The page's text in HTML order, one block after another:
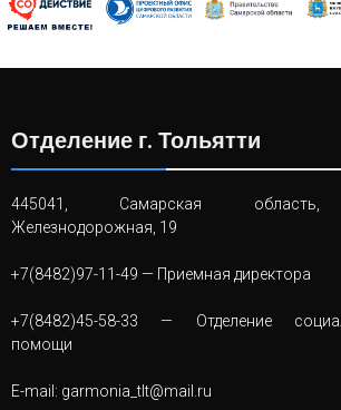
Отделение г. Тольятти
445041, Самарская область,
Железнодорожная, 19
+7(8482)97-11-49 — Приемная директора
+7(8482)45-58-33 — Отделение
помощи
E-mail: garmonia_tlt@mail.ru